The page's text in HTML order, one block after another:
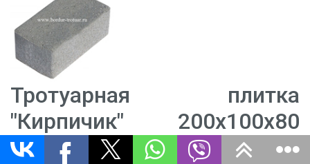
Тротуарная плитка
"Кирпичик" 200х100х80
(зеленый)